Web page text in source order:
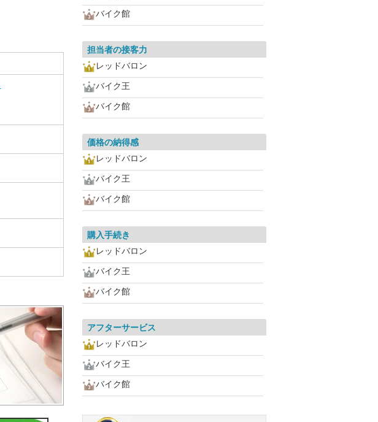
バイク館
担当者の接客力
レッドバロン
バイク王
バイク館
価格の納得感
レッドバロン
バイク王
バイク館
購入手続き
レッドバロン
バイク王
バイク館
アフターサービス
レッドバロン
バイク王
バイク館